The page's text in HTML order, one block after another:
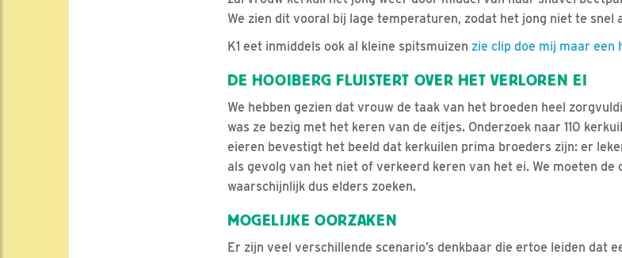
We zien dit vooral bij lage temperaturen, zodat het jong niet te snel
K1 eet inmiddels ook al kleine spitsmuizen zie clip doe mij maar een
DE HOOIBERG FLUISTERT OVER HET VERLOREN EI
We hebben gezien dat vrouw de taak van het broeden heel
was ze bezig met het keren van de eitjes. Onderzoek naar 110
eieren bevestigt het beeld dat kerkuilen prima broeders zijn: er
als gevolg van het niet of verkeerd keren van het ei. We moeten
waarschijnlijk dus elders zoeken.
MOGELIJKE OORZAKEN
Er zijn veel verschillende scenario’s denkbaar die ertoe leiden dat